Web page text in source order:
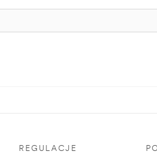
REGULACJE